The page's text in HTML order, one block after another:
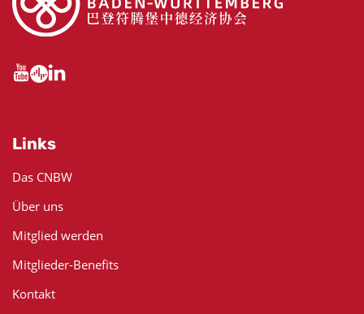
Links
Das CNBW
Über uns
Mitglied werden
Mitglieder-Benefits
Kontakt